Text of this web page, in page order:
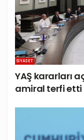
SIYASET
YAŞ kararları
amiral terfi etti